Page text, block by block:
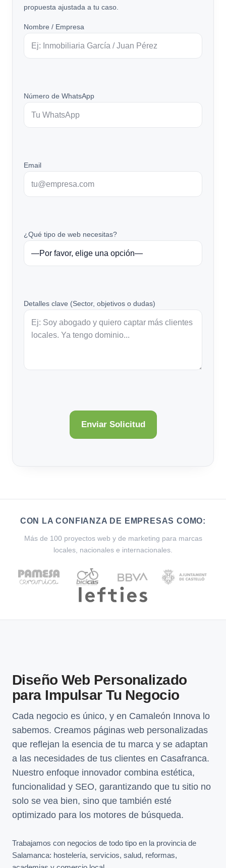
propuesta ajustada a tu caso.
Nombre / Empresa
Número de WhatsApp
Email
¿Qué tipo de web necesitas?
Detalles clave (Sector, objetivos o dudas)
CON LA CONFIANZA DE EMPRESAS COMO:
Más de 100 proyectos web y de marketing para marcas
locales, nacionales e internacionales.
Diseño Web Personalizado
para Impulsar Tu Negocio
Cada negocio es único, y en Camaleón Innova lo
sabemos. Creamos páginas web personalizadas
que reflejan la esencia de tu marca y se adaptan
a las necesidades de tus clientes en Casafranca.
Nuestro enfoque innovador combina estética,
funcionalidad y SEO, garantizando que tu sitio no
solo se vea bien, sino que también esté
optimizado para los motores de búsqueda.
Trabajamos con negocios de todo tipo en la provincia de
Salamanca: hostelería, servicios, salud, reformas,